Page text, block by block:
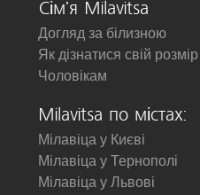
Сім'я Milavitsa
Догляд за білизною
Як дізнатися свій розмір
Чоловікам
Milavitsa по містах:
Мілавіца у Києві
Мілавіца у Тернополі
Мілавіца у Львові